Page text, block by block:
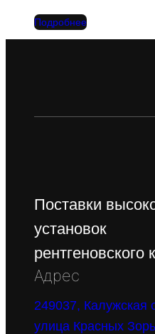
Подробнее
Поставки
установок
рентгеновского
Адрес
249037, Калужская
улица Красных